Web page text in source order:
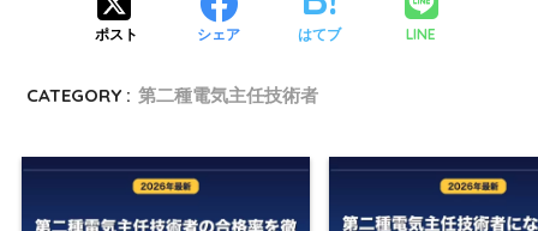
ポスト シェア はてブ LINE
CATEGORY : 第二種電気主任技術者